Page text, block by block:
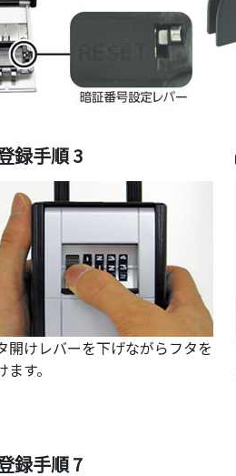
録手順 3
開けレバーを下げながらフタを
ます。
録手順 7